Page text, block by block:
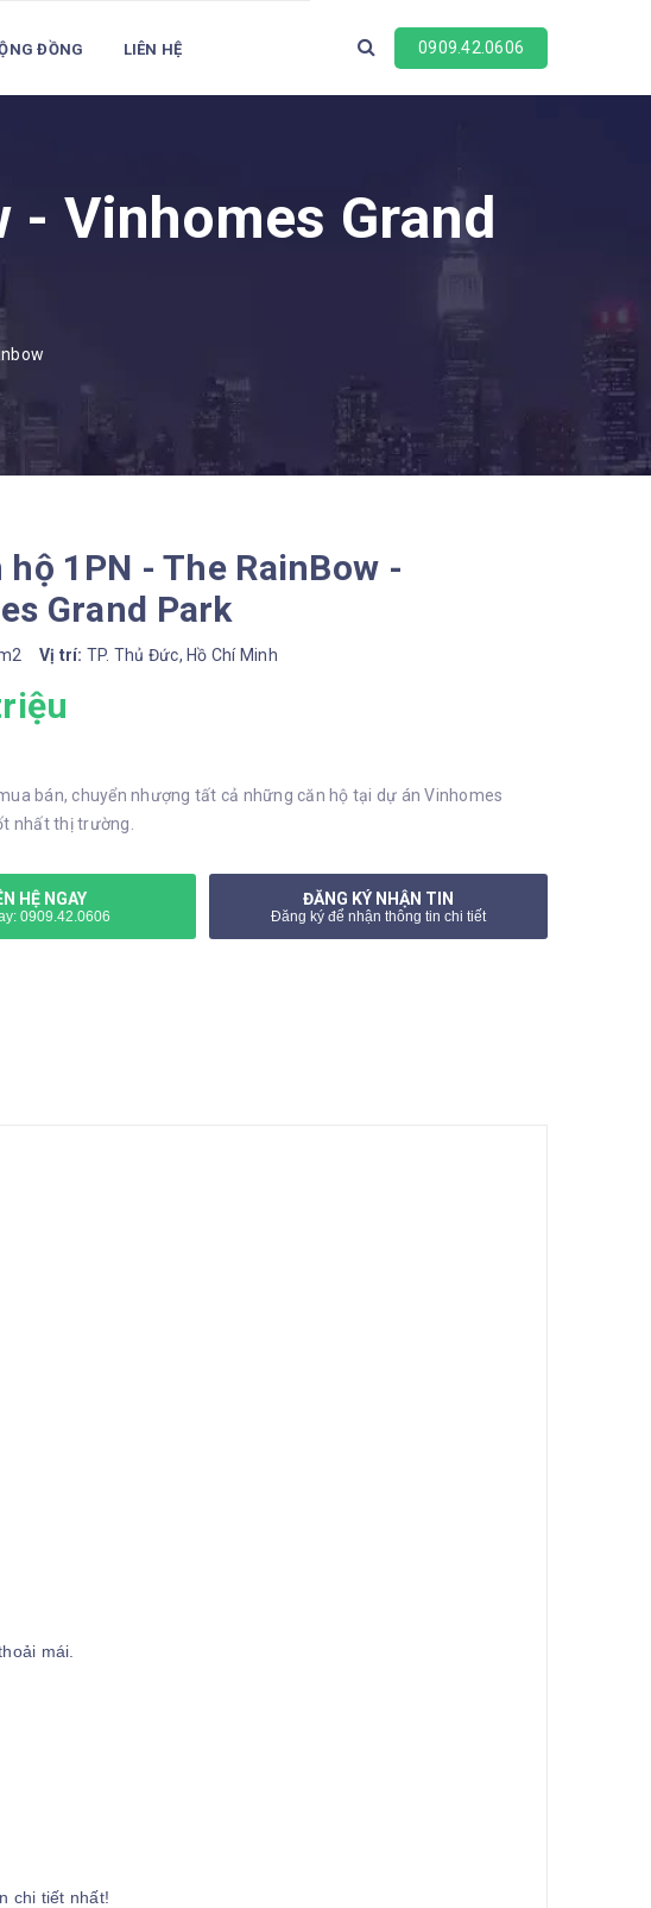
ĐỒNG LIÊN HỆ 0909.42.0606
- Vinhomes Grand
hộ 1PN - The RainBow -
Grand Park
Vị trí: TP. Thủ Đức, Hồ Chí Minh
bán, chuyển nhượng tất cả những căn hộ tại dự án Vinhomes
nhất thị trường.
HỆ NGAY
0909.42.0606
ĐĂNG KÝ NHẬN TIN
Đăng ký để nhận thông tin chi tiết
mái.
chi tiết nhất!